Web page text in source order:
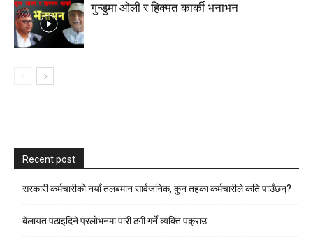
गुन्डुमा ओली र हिक्मत कार्की भनाभन
Recent post
सरकारी कर्मचारीकाे नयाँ तलबमान सार्वजनिक, कुन तहका कर्मचारीले कति पाउँछन्?
बेलायत पठाइदिने प्रलाेभनमा पारी ठगी गर्ने व्यक्ति पक्राउ